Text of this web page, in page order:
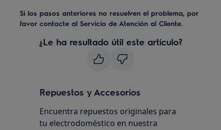
Si los pasos anteriores no resuelven el problema, por
favor contacte al Servicio de Atención al Cliente.
¿Le ha resultado útil este artículo?
Repuestos y Accesorios
Encuentra repuestos originales para
tu electrodoméstico en nuestra